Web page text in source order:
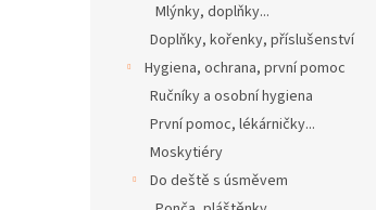
Mlýnky, doplňky...
Doplňky, kořenky, příslušenství
Hygiena, ochrana, první pomoc
Ručníky a osobní hygiena
První pomoc, lékárničky...
Moskytiéry
Do deště s úsměvem